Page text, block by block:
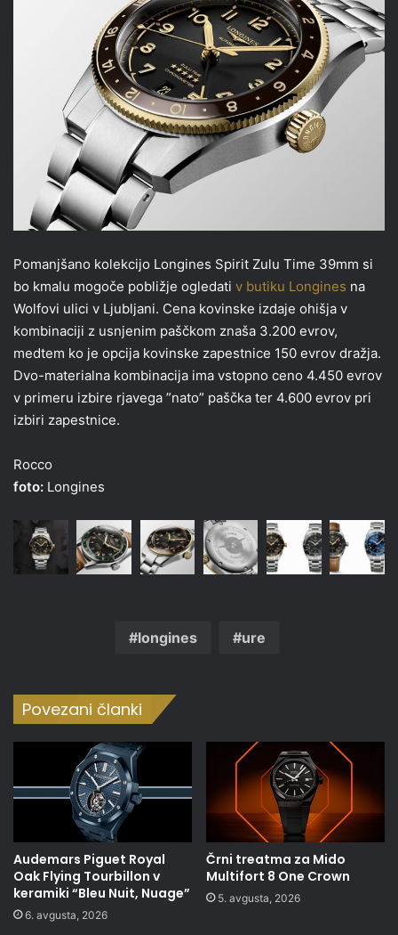
Pomanjšano kolekcijo Longines Spirit Zulu Time 39mm si
bo kmalu mogoče pobližje ogledati v butiku Longines na
Wolfovi ulici v Ljubljani. Cena kovinske izdaje ohišja v
kombinaciji z usnjenim paščkom znaša 3.200 evrov,
medtem ko je opcija kovinske zapestnice 150 evrov dražja.
Dvo-materialna kombinacija ima vstopno ceno 4.450 evrov
v primeru izbire rjavega ”nato” paščka ter 4.600 evrov pri
izbiri zapestnice.
Rocco
foto: Longines
longines ure
Povezani članki
Audemars Piguet Royal
Oak Flying Tourbillon v
keramiki “Bleu Nuit, Nuage”
6. avgusta, 2026
Črni treatma za Mido
Multifort 8 One Crown
5. avgusta, 2026